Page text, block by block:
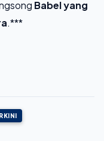
Babel yang
.***